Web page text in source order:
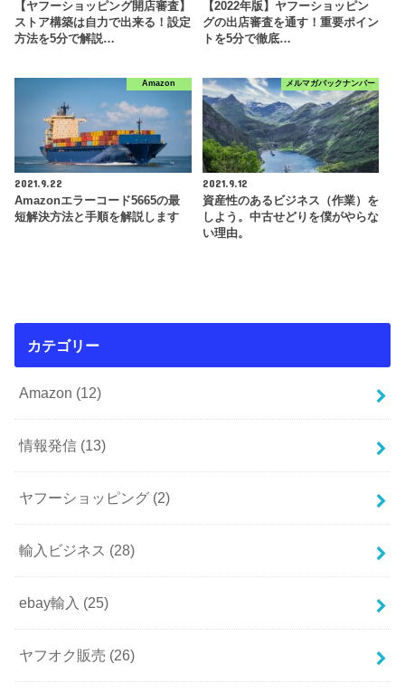
【ヤフーショッピング開店審査】
ストア構築は自力で出来る！設定
方法を5分で解説…
【2022年版】ヤフーショッピン
グの出店審査を通す！重要ポイン
トを5分で徹底…
Amazon
2021.9.22
Amazonエラーコード5665の最
短解決方法と手順を解説します
メルマガバックナンバー
2021.9.12
資産性のあるビジネス（作業）を
しよう。中古せどりを僕がやらな
い理由。
カテゴリー
Amazon (12)
情報発信 (13)
ヤフーショッピング (2)
輸入ビジネス (28)
ebay輸入 (25)
ヤフオク販売 (26)